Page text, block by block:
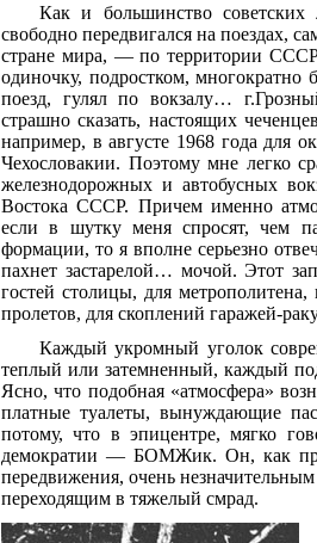
Как и большинство советских
свободно передвигался на поездах,
стране мира, — по территории
одиночку, подростком,
поезд, гулял по вокзалу…
страшно сказать, настоящих
например, в августе 1968 года для
Чехословакии. Поэтому мне легко
железнодорожных и автобусных
Востока СССР. Причем именно
если в шутку меня спросят, чем
формации, то я вполне серьезно
пахнет застарелой… мочой. Этот
гостей столицы, для
пролетов, для скоплений гаражей-
Каждый укромный уголок
теплый или затемненный, каждый
Ясно, что подобная «атмосфера»
платные туалеты, вынуждающие
потому, что в эпицентре, мягко
демократии — БОМЖик. Он, как
передвижения, очень
переходящим в тяжелый смрад.